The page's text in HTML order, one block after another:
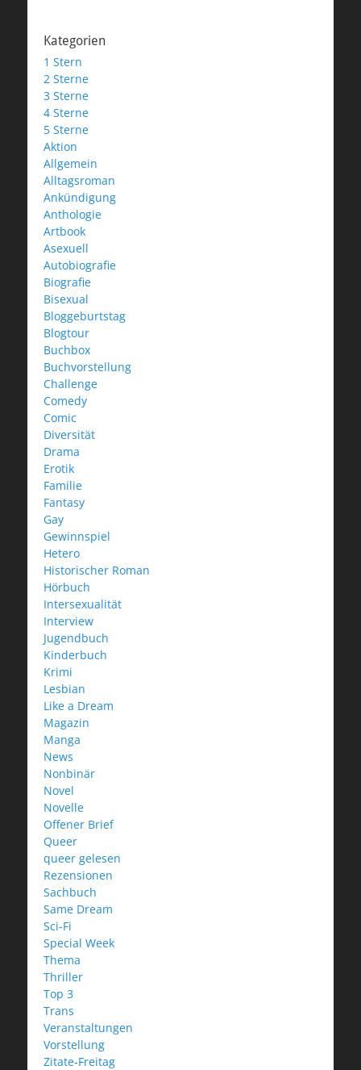
Kategorien
1 Stern
2 Sterne
3 Sterne
4 Sterne
5 Sterne
Aktion
Allgemein
Alltagsroman
Ankündigung
Anthologie
Artbook
Asexuell
Autobiografie
Biografie
Bisexual
Bloggeburtstag
Blogtour
Buchbox
Buchvorstellung
Challenge
Comedy
Comic
Diversität
Drama
Erotik
Familie
Fantasy
Gay
Gewinnspiel
Hetero
Historischer Roman
Hörbuch
Intersexualität
Interview
Jugendbuch
Kinderbuch
Krimi
Lesbian
Like a Dream
Magazin
Manga
News
Nonbinär
Novel
Novelle
Offener Brief
Queer
queer gelesen
Rezensionen
Sachbuch
Same Dream
Sci-Fi
Special Week
Thema
Thriller
Top 3
Trans
Veranstaltungen
Vorstellung
Zitate-Freitag